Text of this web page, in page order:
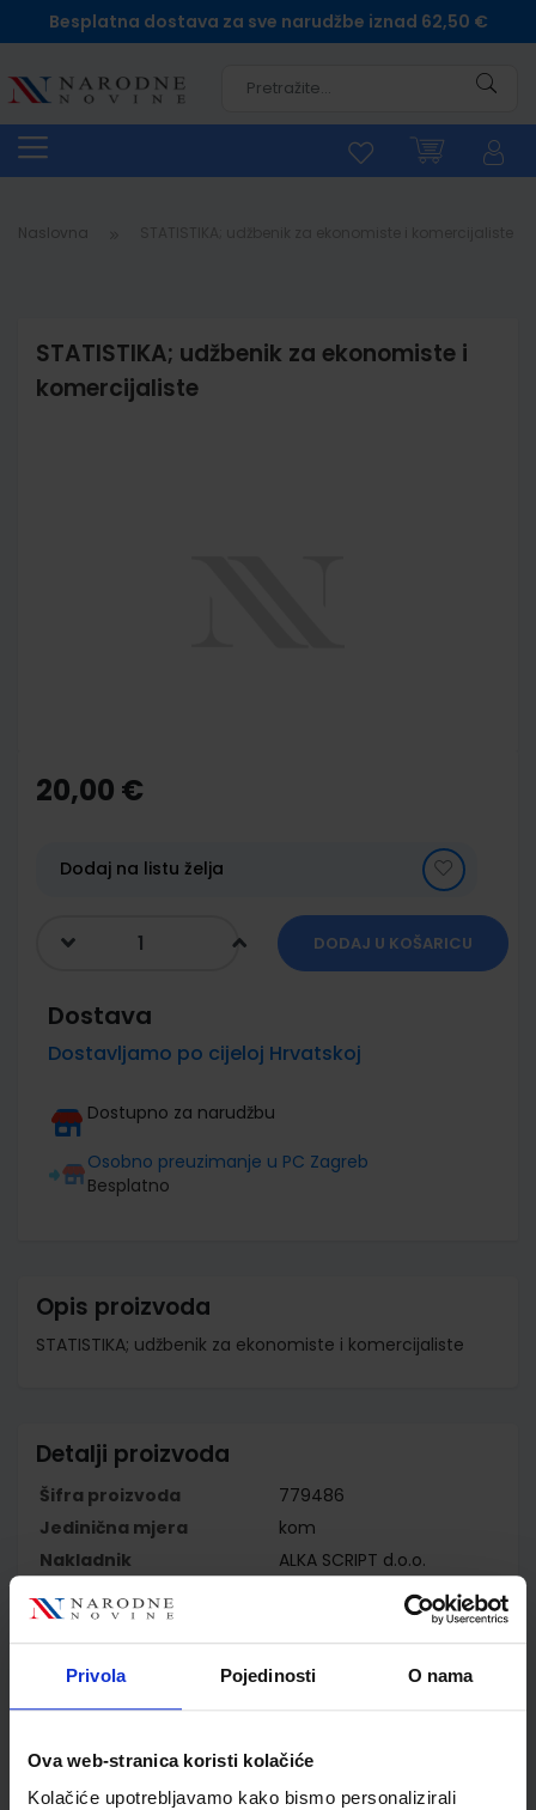
Privola Pojedinosti O nama
Ova web-stranica koristi kolačiće
Kolačiće upotrebljavamo kako bismo personalizirali
Besplatna dostava za sve narudžbe iznad 62,50 €
Naslovna
STATISTIKA; udžbenik za ekonomiste i
komercijaliste
the
beginning
gallery
20,00 €
Dodaj na listu želja
DODAJ U KOŠARICU
Dostava
Dostavljamo po cijeloj Hrvatskoj
Dostupno za narudžbu
Osobno preuzimanje u PC Zagreb
Besplatno
Opis proizvoda
STATISTIKA; udžbenik za ekonomiste i komercijaliste
Detalji proizvoda
Šifra proizvoda
779486
Jedinična mjera
kom
Nakladnik
ALKA SCRIPT d.o.o.
Snježana Pivac Boško
Školski razred
30 3.RAZRED SŠ
Vrsta školske knjige
UDŽBENIK
Vrsta škole